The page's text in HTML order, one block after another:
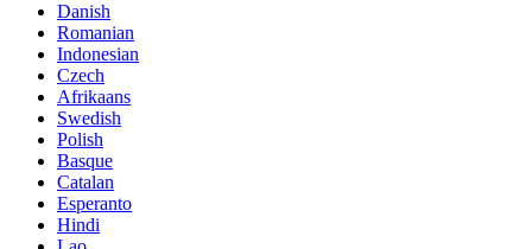
Danish
Romanian
Indonesian
Czech
Afrikaans
Swedish
Polish
Basque
Catalan
Esperanto
Hindi